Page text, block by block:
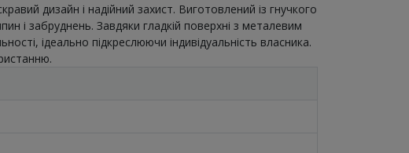
дизайн і надійний захист. Виготовлений із гнучкого
і забруднень. Завдяки гладкій поверхні з металевим
ідеально підкреслюючи індивідуальність власника.